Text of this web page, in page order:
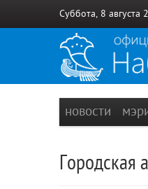
Суббота, 8 августа
новости
Городская